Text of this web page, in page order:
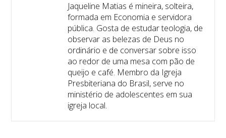
Jaqueline Matias é mineira, solteira,
formada em Economia e servidora
pública. Gosta de estudar teologia, de
observar as belezas de Deus no
ordinário e de conversar sobre isso
ao redor de uma mesa com pão de
queijo e café. Membro da Igreja
Presbiteriana do Brasil, serve no
ministério de adolescentes em sua
igreja local.